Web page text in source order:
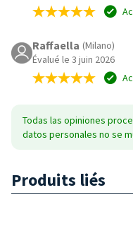
Raffaella (Milano)
Évalué le 3 juin 2026
Todas las opiniones
datos personales no se
Produits liés